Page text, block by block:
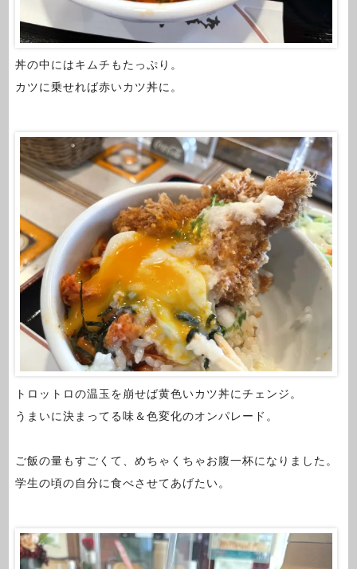
丼の中にはキムチもたっぷり。
カツに乗せれば赤いカツ丼に。
トロットロの温玉を崩せば黄色いカツ丼にチェンジ。
うまいに決まってる味＆色変化のオンパレード。
ご飯の量もすごくて、めちゃくちゃお腹一杯になりました。
学生の頃の自分に食べさせてあげたい。